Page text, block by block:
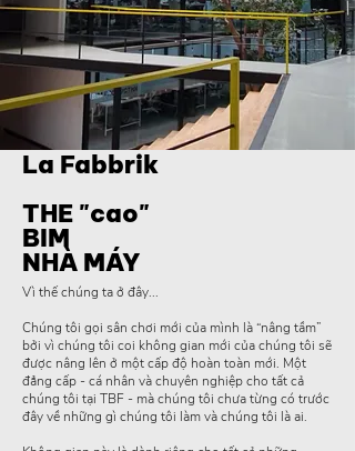
La Fabbrik
THE "cao"
BIM
NHÀ MÁY
Vì thế chúng ta ở đây...
Chúng tôi gọi sân chơi mới của mình là “nâng tầm”
bởi vì chúng tôi coi không gian mới của chúng tôi sẽ
được nâng lên ở một cấp độ hoàn toàn mới. Một
đẳng cấp - cá nhân và chuyên nghiệp cho tất cả
chúng tôi tại TBF - mà chúng tôi chưa từng có trước
đây về những gì chúng tôi làm và chúng tôi là ai.